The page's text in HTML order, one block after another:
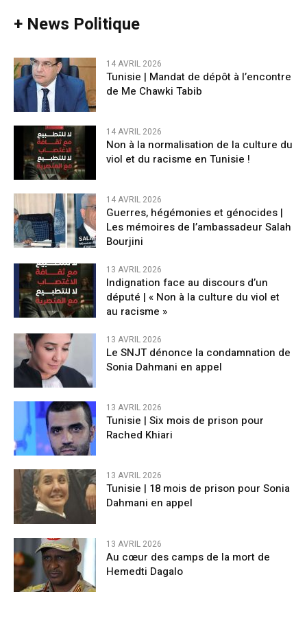
+ News Politique
14 AVRIL 2026
Tunisie | Mandat de dépôt à l’encontre
de Me Chawki Tabib
14 AVRIL 2026
Non à la normalisation de la culture du
viol et du racisme en Tunisie !
14 AVRIL 2026
Guerres, hégémonies et génocides |
Les mémoires de l’ambassadeur Salah
Bourjini
13 AVRIL 2026
Indignation face au discours d’un
député | « Non à la culture du viol et
au racisme »
13 AVRIL 2026
Le SNJT dénonce la condamnation de
Sonia Dahmani en appel
13 AVRIL 2026
Tunisie | Six mois de prison pour
Rached Khiari
13 AVRIL 2026
Tunisie | 18 mois de prison pour Sonia
Dahmani en appel
13 AVRIL 2026
Au cœur des camps de la mort de
Hemedti Dagalo